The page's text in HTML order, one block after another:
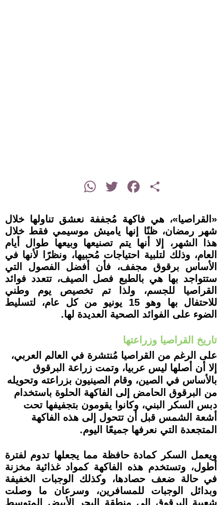
Share
Facebook
Twitter
WhatsApp
«القراصيا»، هي فاكهة مُجففة نعشق تناولها خلال
شهر رمضان، ظنًا إنها ياميش موسيمي فقط خلال
هذا الشهر، إلا أنها يتم تصنيعها وبيعها طوال أيام
العام، وذلك لتلبية احتياجات مُحبيها، ونظرًا لأنها في
الأساس برقوق مجفف، فأن أفضل الفصول التي
ستتواجد بها هي بالطبع فصل الصيف، تتعدد فوائد
القراصيا للجسم، ولذا تم تخصيص يوم وطني
للاحتفال بها وهو 15 يونيو من كل عام، لتسليط
الضوء على الفوائد الصحية العديدة لها.
تاريخ القراصيا وزراعتها
على الرغم من القراصيا مُنتشرة في العالم العربي،
إلا أن أصلها ليس عربيا، وتمت زراعة البرقوق
بالأساس في الصين، وقام الصينيون بزراعته وتحويله
من البرقوق الحامض إلى الفاكهة الحلوة باستخدام
دبس السكر البني، وكانوا يقومون بتجفيفها تحت
أشعة الشمس قبل أن تتحول إلى هذه الفاكهة
المتجعدة التي نعرفها جميعًا اليوم.
ويعمل السكر كمادة حافظة مما يجعلها تدوم لفترة
أطول، وتستخدم هذه الفاكهة كمواد غذائية مخزنة
في حالة ضعف حصادها، وكذلك الوجبات الخفيفة
وبدائل الوجبات للمسافرين، وسرعان ما وصلت
شعبية البرقوق إلى منطقة البحر الأبيض المتوسط